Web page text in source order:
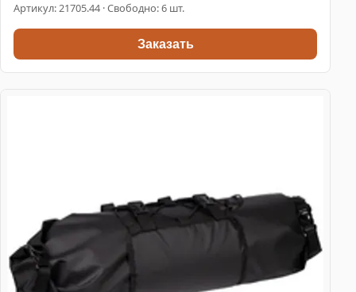
Артикул:21705.44 · Свободно: 6 шт.
Заказать